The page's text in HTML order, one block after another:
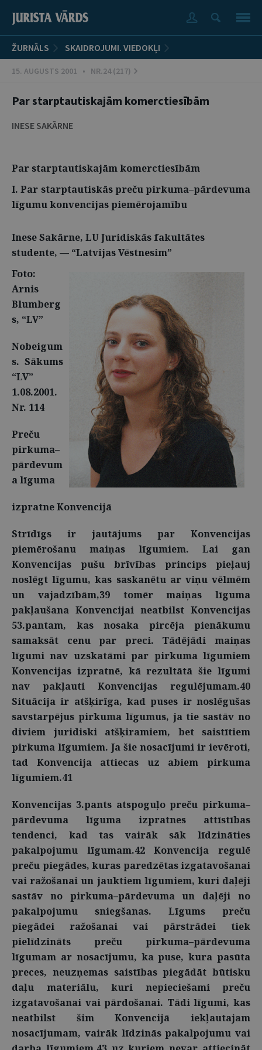
ŽURNĀLS SKAIDROJUMI. VIEDOKĻI
15. AUGUSTS 2001 • NR.24 (217)
Par starptautiskajām komerctiesībām
INESE SAKĀRNE
Par starptautiskajām komerctiesībām
I. Par starptautiskās preču pirkuma–pārdevuma
līgumu konvencijas piemērojamību
Inese Sakārne, LU Juridiskās fakultātes
studente, — “Latvijas Vēstnesim”
Foto:
Arnis
Blumberg
s, “LV”
Nobeigum
s. Sākums
“LV”
1.08.2001.
Nr. 114
Preču
pirkuma–
pārdevum
a līguma
izpratne Konvencijā
Strīdīgs ir jautājums par Konvencijas
piemērošanu maiņas līgumiem. Lai gan
Konvencijas pušu brīvības princips pieļauj
noslēgt līgumu, kas saskanētu ar viņu vēlmēm
un vajadzībām,39 tomēr maiņas līguma
pakļaušana Konvencijai neatbilst Konvencijas
53.pantam, kas nosaka pircēja pienākumu
samaksāt cenu par preci. Tādējādi maiņas
līgumi nav uzskatāmi par pirkuma līgumiem
Konvencijas izpratnē, kā rezultātā šie līgumi
nav pakļauti Konvencijas regulējumam.40
Situācija ir atšķirīga, kad puses ir noslēgušas
savstarpējus pirkuma līgumus, ja tie sastāv no
diviem juridiski atšķiramiem, bet saistītiem
pirkuma līgumiem. Ja šie nosacījumi ir ievēroti,
tad Konvencija attiecas uz abiem pirkuma
līgumiem.41
Konvencijas 3.pants atspoguļo preču pirkuma–
pārdevuma līguma izpratnes attīstības
tendenci, kad tas vairāk sāk līdzināties
pakalpojumu līgumam.42 Konvencija regulē
preču piegādes, kuras paredzētas izgatavošanai
vai ražošanai un jauktiem līgumiem, kuri daļēji
sastāv no pirkuma–pārdevuma un daļēji no
pakalpojumu sniegšanas. Līgums preču
piegādei ražošanai vai pārstrādei tiek
pielīdzināts preču pirkuma–pārdevuma
līgumam ar nosacījumu, ka puse, kura pasūta
preces, neuzņemas saistības piegādāt būtisku
daļu materiālu, kuri nepieciešami preču
izgatavošanai vai pārdošanai. Tādi līgumi, kas
neatbilst šim Konvencijā iekļautajam
nosacījumam, vairāk līdzinās pakalpojumu vai